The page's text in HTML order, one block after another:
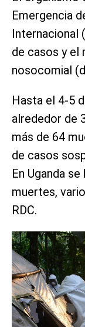
Emergencia
Internacional
de casos y el
nosocomial
Hasta el 4-5
alrededor de
más de 64
de casos
En Uganda
muertes,
RDC.